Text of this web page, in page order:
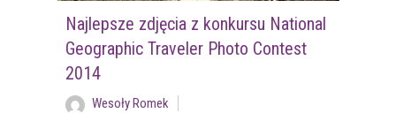
Najlepsze zdjęcia z konkursu National
Geographic Traveler Photo Contest
2014
Wesoły Romek